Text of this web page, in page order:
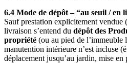
6.4 Mode de dépôt – “au seuil / en
Sauf prestation explicitement vendue
livraison s’entend du dépôt des
propriété (ou au pied de l’immeuble
manutention intérieure n’est incluse
déplacement jusqu’au jardin, mise en